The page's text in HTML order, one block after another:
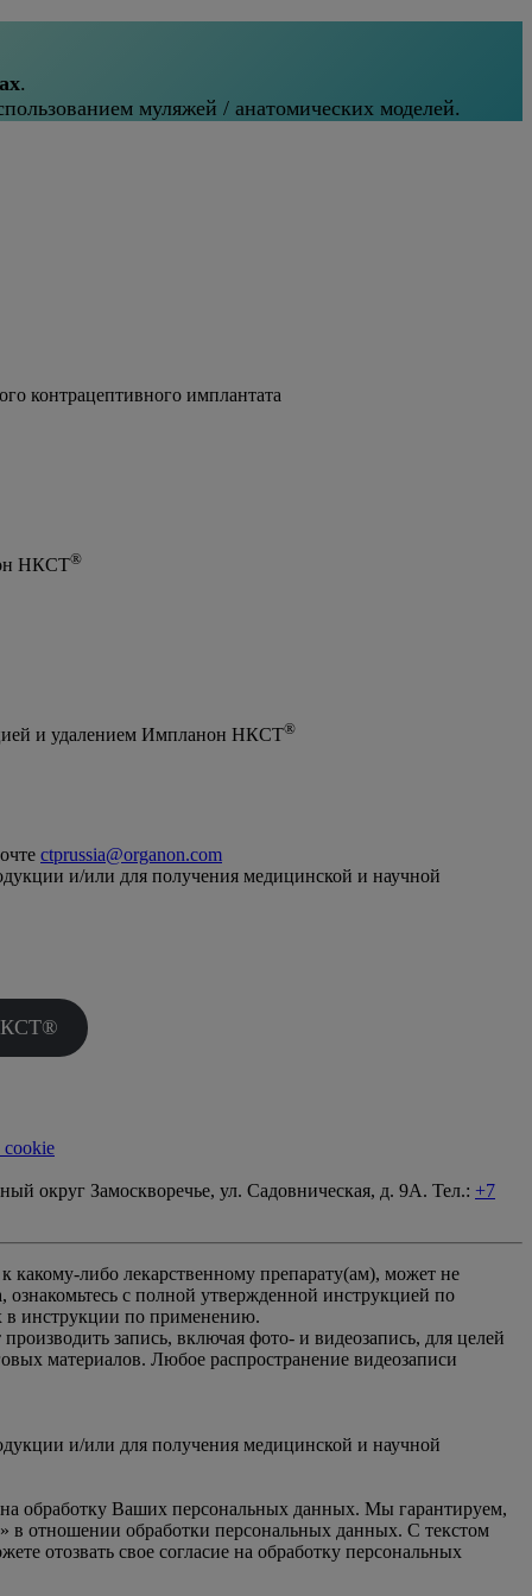
.
муляжей / анатомических моделей.
контрацептивного имплантата
НКСТ®
и удалением Импланон НКСТ®
ctprussia@organon.com
и/или для получения медицинской и научной
округ Замоскворечье, ул. Садовническая, д. 9А. Тел.: +7
либо лекарственному препарату(ам), может не
с полной утвержденной инструкцией по
в инструкции по применению.
запись, включая фото- и видеозапись, для целей
материалов. Любое распространение видеозаписи
и/или для получения медицинской и научной
на обработку Ваших персональных данных. Мы гарантируем,
в отношении обработки персональных данных. С текстом
отозвать свое согласие на обработку персональных